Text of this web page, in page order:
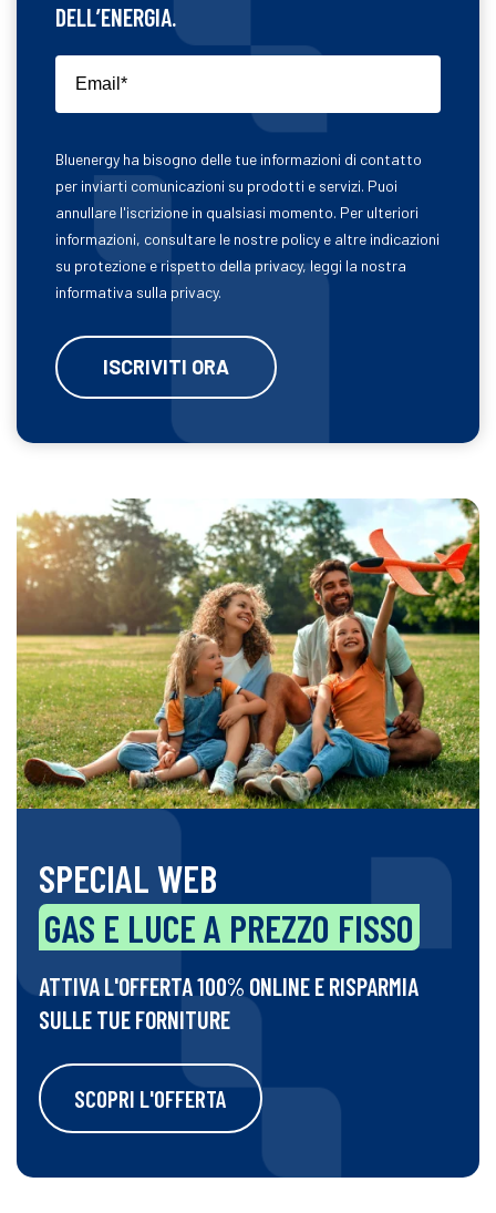
DELL’ENERGIA.
Bluenergy ha bisogno delle tue informazioni di contatto
per inviarti comunicazioni su prodotti e servizi. Puoi
annullare l'iscrizione in qualsiasi momento. Per ulteriori
informazioni, consultare le nostre policy e altre indicazioni
su protezione e rispetto della privacy, leggi la nostra
informativa sulla privacy.
SPECIAL WEB
GAS E LUCE A PREZZO FISSO
ATTIVA L'OFFERTA 100% ONLINE E RISPARMIA
SULLE TUE FORNITURE
SCOPRI L'OFFERTA